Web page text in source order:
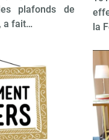
plafonds de
a fait…
la